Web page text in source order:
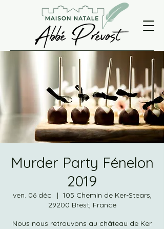
Murder Party Fénelon
2019
ven. 06 déc.
  |
105 Chemin de Ker-Stears,
29200 Brest, France
Nous nous retrouvons au château de Ker